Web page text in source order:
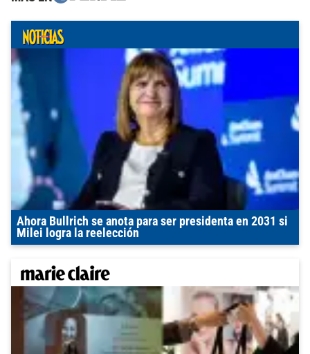
Ahora Bullrich se anota para ser presidenta en 2031 si
Milei logra la reelección